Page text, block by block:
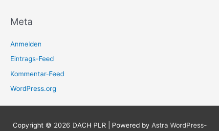
Meta
Anmelden
Eintrags-Feed
Kommentar-Feed
WordPress.org
Copyright © 2026 DACH PLR | Powered by Astra WordPress-